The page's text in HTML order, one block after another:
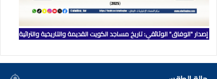
إصدار "الوفاق" الوثائقي: تاريخ مساجد الكويت القديمة والتاريخية والتراثية